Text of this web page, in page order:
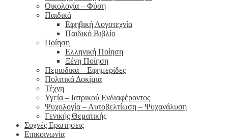
Οικολογία – Φύση
Παιδικά
Εφηβική Λογοτεχνία
Παιδικό Βιβλίο
Ποίηση
Ελληνική Ποίηση
Ξένη Ποίηση
Περιοδικά – Εφημερίδες
Πολιτικά Δοκίμια
Τέχνη
Υγεία – Ιατρικού Ενδιαφέροντος
Ψυχολογία – Αυτοβελτίωση – Ψυχανάλυση
Γενικής Θεματικής
Συχνές Ερωτήσεις
Επικοινωνία